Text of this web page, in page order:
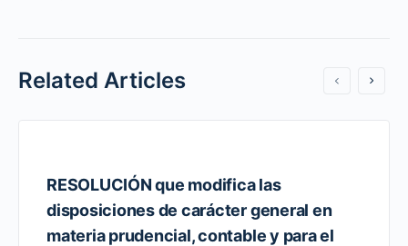
Related Articles
RESOLUCIÓN que modifica las
disposiciones de carácter general en
materia prudencial, contable y para el